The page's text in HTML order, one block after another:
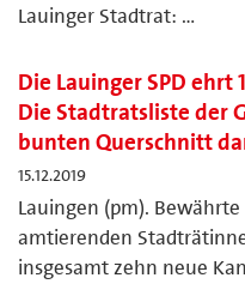
Lauinger Stadtrat: …
Die Lauinger SPD
Die Stadtratsliste der
bunten Querschnitt
15.12.2019
Lauingen (pm).
amtierenden
insgesamt zehn neue